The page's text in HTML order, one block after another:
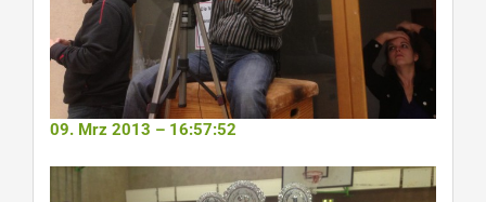
09. Mrz 2013 – 16:57:52